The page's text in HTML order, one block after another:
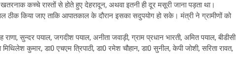
कच्चे रास्तों से होते हुए देहरादून, अथवा इतनी ही दूर मसूरी जाना पड़ता था।
ठीक किया जाए ताकि आपातकाल के दौरान इसका सदुपयोग हो सके। मंत्री ने ग्रामीणों को
सुन्दर पयाल, जगदीश पयाल, अनीता जवाड़ी, ग्राम प्रधान भारती, अमित पयाल, बीडीसी
कुमार, डा0 एचएम त्रिपाठी, डा0 रमेश चौहान, डा0 सुनील, केपी जोशी, सरिता रावत,